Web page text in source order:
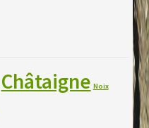
Châtaigne Noix